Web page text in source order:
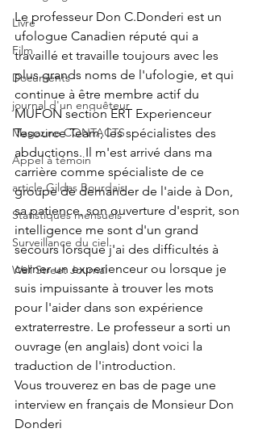
Livre
Film
Documents
journal d'un enquêteur
Magazine CONTACTS
Appel à témoin
article Gildas Bourdais
Statistiques mensuels
Surveillance du ciel
Wall Street Journal
Le professeur Don C.Donderi est un
ufologue Canadien réputé qui a
travaillé et travaille toujours avec les
plus grands noms de l'ufologie, et qui
continue à être membre actif du
MUFON section ERT Experienceur
Tesource Team, les spécialistes des
abductions. Il m'est arrivé dans ma
carrière comme spécialiste de ce
groupe de demander de l'aide à Don,
sa patience, son ouverture d'esprit, son
intelligence me sont d'un grand
secours lorsque j'ai des difficultés à
cerner un experienceur ou lorsque je
suis impuissante à trouver les mots
pour l'aider dans son expérience
extraterrestre. Le professeur a sorti un
ouvrage (en anglais) dont voici la
traduction de l'introduction.
Vous trouverez en bas de page une
interview en français de Monsieur Don
Donderi